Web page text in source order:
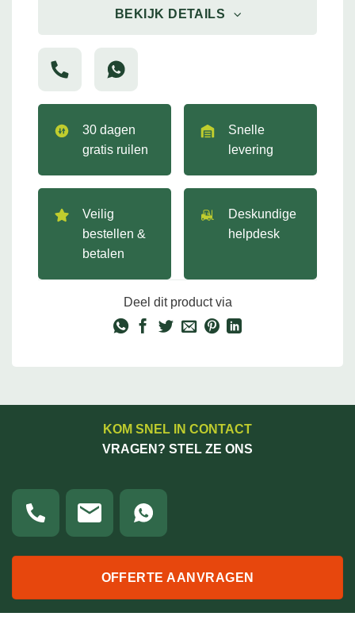
BEKIJK DETAILS
30 dagen
gratis ruilen
Snelle
levering
Veilig
bestellen &
betalen
Deskundige
helpdesk
Deel dit product via
KOM SNEL IN CONTACT
VRAGEN? STEL ZE ONS
OFFERTE AANVRAGEN